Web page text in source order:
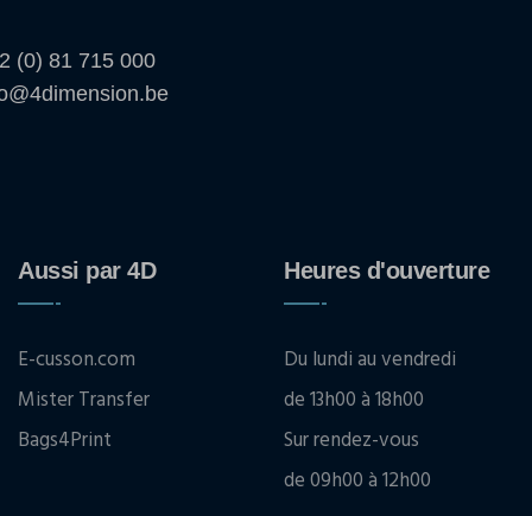
(0) 81 715 000
Aussi par 4D
E-cusson.com
Mister Transfer
Bags4Print
Heures d'ouverture
Du lundi au vendredi
de 13h00 à 18h00
Sur rendez-vous
de 09h00 à 12h00